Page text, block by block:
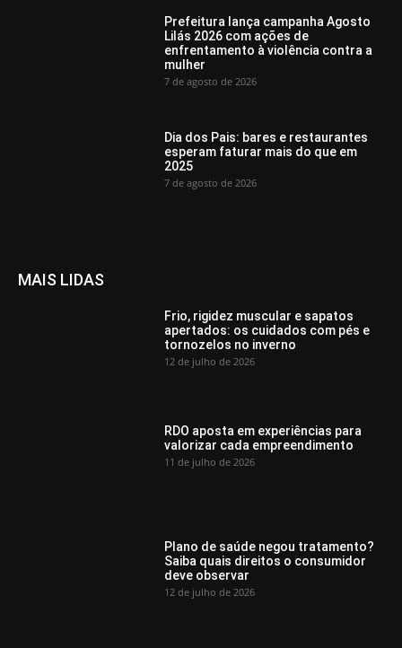
Prefeitura lança campanha Agosto
Lilás 2026 com ações de
enfrentamento à violência contra a
mulher
7 de agosto de 2026
Dia dos Pais: bares e restaurantes
esperam faturar mais do que em
2025
7 de agosto de 2026
MAIS LIDAS
Frio, rigidez muscular e sapatos
apertados: os cuidados com pés e
tornozelos no inverno
12 de julho de 2026
RDO aposta em experiências para
valorizar cada empreendimento
11 de julho de 2026
Plano de saúde negou tratamento?
Saiba quais direitos o consumidor
deve observar
12 de julho de 2026